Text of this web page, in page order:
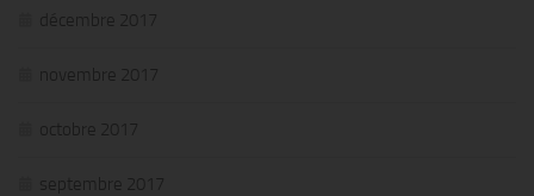
décembre 2017
novembre 2017
octobre 2017
septembre 2017